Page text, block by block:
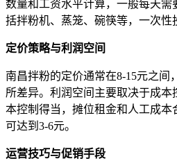
数量和工资水平计算，一般每天需
括拌粉机、蒸笼、碗筷等，一次性
定价策略与利润空间
南昌拌粉的定价通常在8-15元之间
所差异。利润空间主要取决于成
本控制得当，摊位租金和人工成本
可达到3-6元。
运营技巧与促销手段